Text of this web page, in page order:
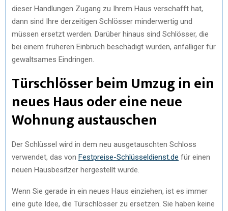
dieser Handlungen Zugang zu Ihrem Haus verschafft hat,
dann sind Ihre derzeitigen Schlösser minderwertig und
müssen ersetzt werden. Darüber hinaus sind Schlösser, die
bei einem früheren Einbruch beschädigt wurden, anfälliger für
gewaltsames Eindringen.
Türschlösser beim Umzug in ein
neues Haus oder eine neue
Wohnung austauschen
Der Schlüssel wird in dem neu ausgetauschten Schloss
verwendet, das von Festpreise-Schlüsseldienst.de für einen
neuen Hausbesitzer hergestellt wurde.
Wenn Sie gerade in ein neues Haus einziehen, ist es immer
eine gute Idee, die Türschlösser zu ersetzen. Sie haben keine